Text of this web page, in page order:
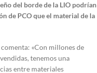
del borde de la LIO podrían
de PCO que el material de la
«Con millones de
tenemos una
entre materiales